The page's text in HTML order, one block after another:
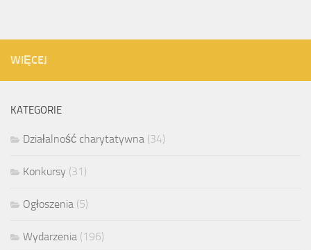
WIĘCEJ
KATEGORIE
Działalność charytatywna (34)
Konkursy (31)
Ogłoszenia (5)
Wydarzenia (196)